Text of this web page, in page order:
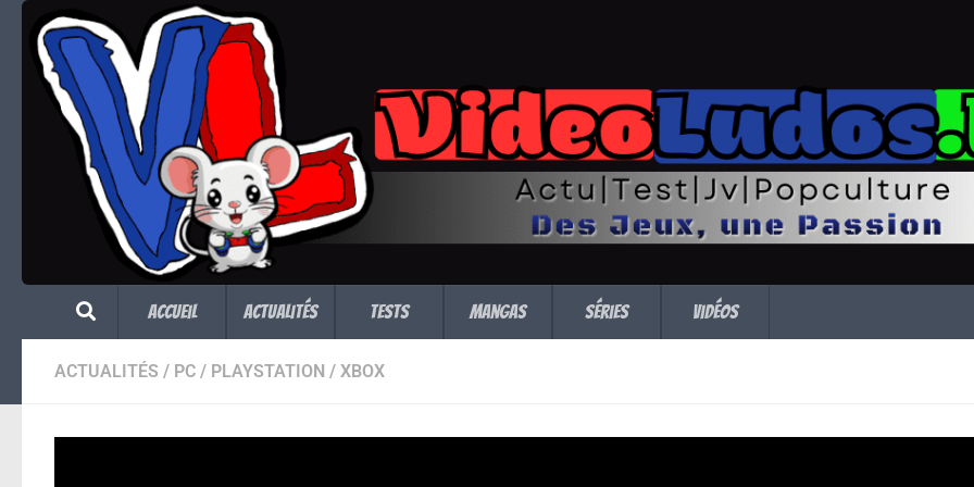
Skip to content
Accueil Actualités Tests Mangas Séries Vidéos
ACTUALITÉS / PC / PLAYSTATION / XBOX